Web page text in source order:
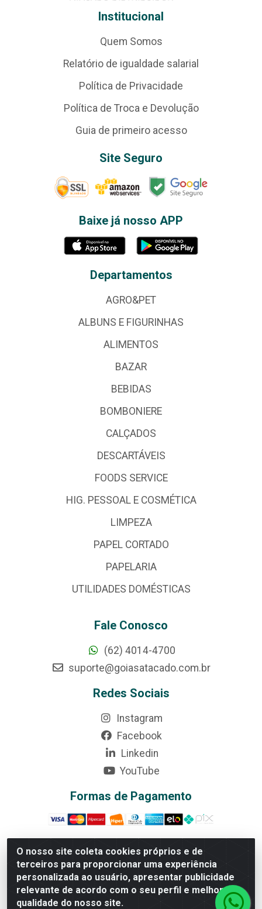
O nosso site coleta cookies próprios e de
terceiros para proporcionar uma experiência
personalizada ao usuário, apresentar publicidade
relevante de acordo com o seu perfil e melhorar a
qualidade do nosso site.
Institucional
Quem Somos
Relatório de igualdade salarial
Política de Privacidade
Política de Troca e Devolução
Guia de primeiro acesso
Site Seguro
Baixe já nosso APP
Departamentos
AGRO&PET
ALBUNS E FIGURINHAS
ALIMENTOS
BAZAR
BEBIDAS
BOMBONIERE
CALÇADOS
DESCARTÁVEIS
FOODS SERVICE
HIG. PESSOAL E COSMÉTICA
LIMPEZA
PAPEL CORTADO
PAPELARIA
UTILIDADES DOMÉSTICAS
Fale Conosco
(62) 4014-4700
suporte@goiasatacado.com.br
Redes Sociais
Instagram
Facebook
Linkedin
YouTube
Formas de Pagamento
Rede Brasil - Avenida Universitária, nº 3860, Jardim das
Américas II Etapa - Anápolis/GO - CEP 75070-415 -
CNPJ 07.728.073/0002-24